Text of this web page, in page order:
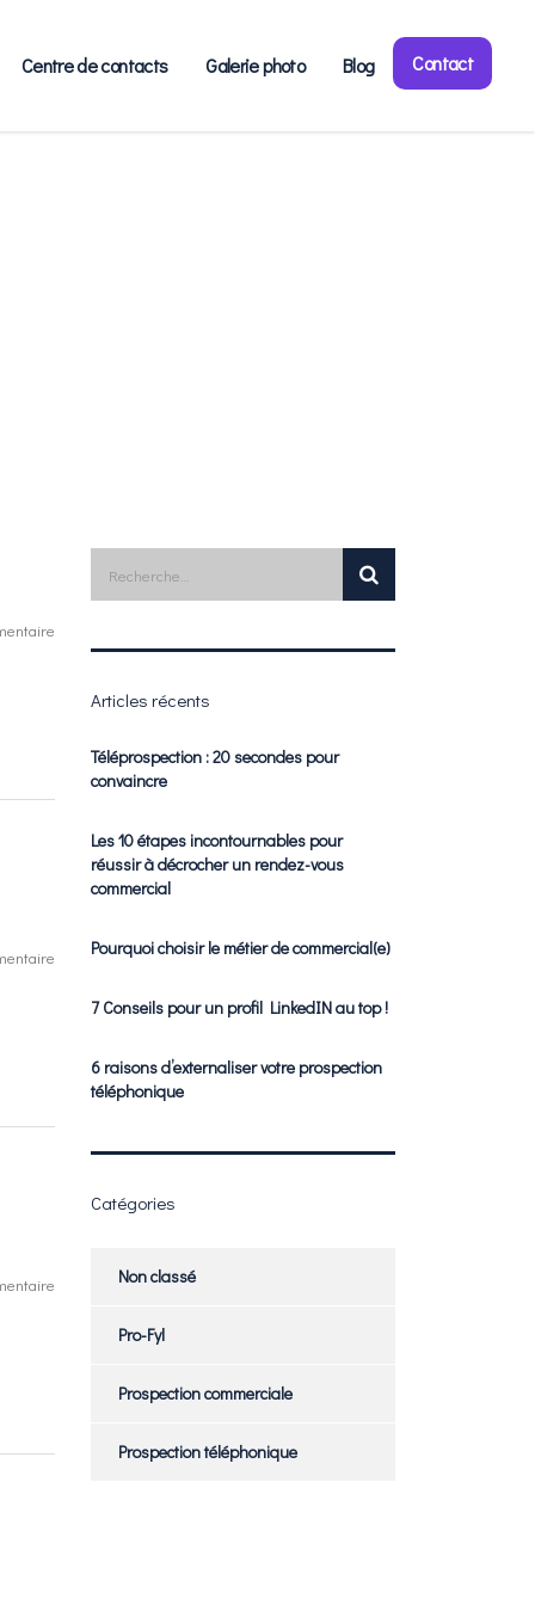
Centre de contacts Galerie photo Blog Contact
Articles récents
Téléprospection : 20 secondes pour
convaincre
Les 10 étapes incontournables pour
réussir à décrocher un rendez-vous
commercial
Pourquoi choisir le métier de commercial(e)
7 Conseils pour un profil LinkedIN au top !
6 raisons d’externaliser votre prospection
téléphonique
Catégories
Non classé
Pro-Fyl
Prospection commerciale
Prospection téléphonique